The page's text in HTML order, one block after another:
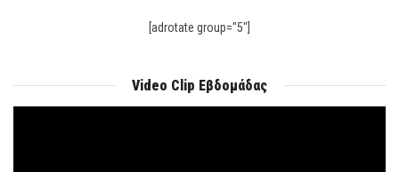
[adrotate group="5"]
Video Clip Εβδομάδας